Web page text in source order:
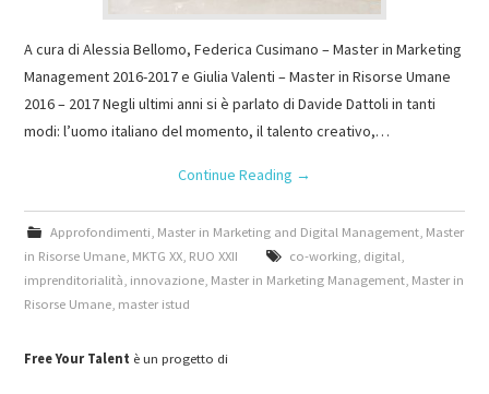
A cura di Alessia Bellomo, Federica Cusimano – Master in Marketing
Management 2016-2017 e Giulia Valenti – Master in Risorse Umane
2016 – 2017 Negli ultimi anni si è parlato di Davide Dattoli in tanti
modi: l’uomo italiano del momento, il talento creativo,…
Continue Reading →
Approfondimenti Master in Marketing and Digital Management, Master
in Risorse Umane MKTG XX RUO XXII co-working, digital
imprenditorialità innovazione Master in Marketing Management Master in
Risorse Umane master istud
Free Your Talent è un progetto di